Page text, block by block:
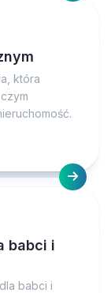
która
babci i
babci i